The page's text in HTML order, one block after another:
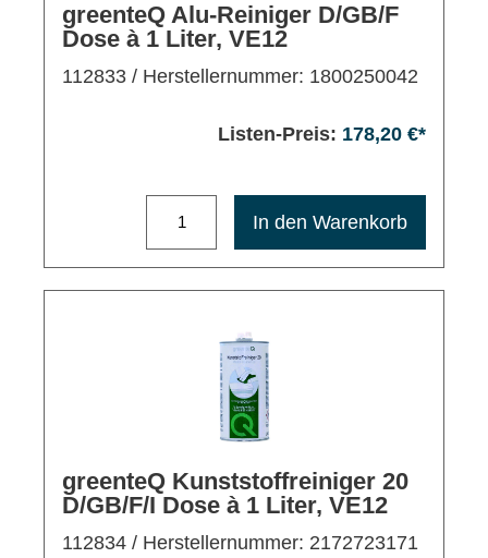
greenteQ Alu-Reiniger D/GB/F
Dose à 1 Liter, VE12
112833 / Herstellernummer: 1800250042
Listen-Preis: 178,20 €*
In den Warenkorb
greenteQ Kunststoffreiniger 20
D/GB/F/I Dose à 1 Liter, VE12
112834 / Herstellernummer: 2172723171